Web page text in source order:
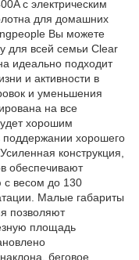
c электрическим
для домашних
Вы можете
для всей семьи Clear
идеально подходит
и активности в
и уменьшения
на все
хорошим
хорошего
конструкция,
обеспечивают
с весом до 130
Малые габариты
позволяют
площадь
беговое